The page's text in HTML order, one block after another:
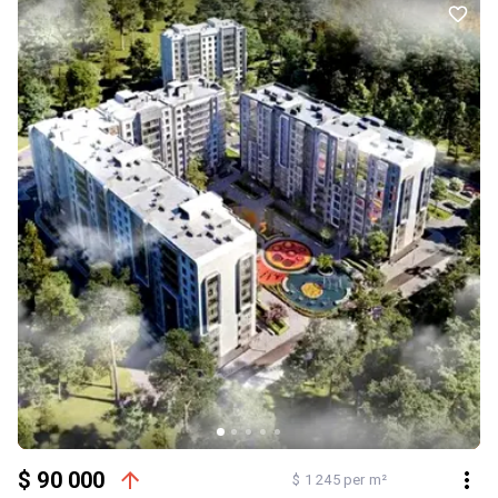
Інтемпо та Школа вільних і небайдужих. Телефонуйте, щоб
дізнатися більше та домовитися про перегляд. Код обєкта:
493134
$ 90 000 $ 1 245 per m²